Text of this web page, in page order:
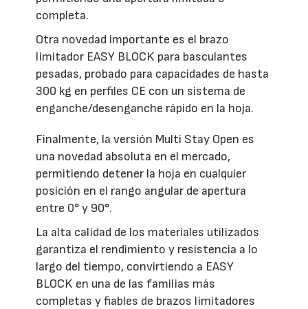
completa.
Otra novedad importante es el brazo
limitador EASY BLOCK para basculantes
pesadas, probado para capacidades de hasta
300 kg en perfiles CE con un sistema de
enganche/desenganche rápido en la hoja.
Finalmente, la versión Multi Stay Open es
una novedad absoluta en el mercado,
permitiendo detener la hoja en cualquier
posición en el rango angular de apertura
entre 0° y 90°.
La alta calidad de los materiales utilizados
garantiza el rendimiento y resistencia a lo
largo del tiempo, convirtiendo a EASY
BLOCK en una de las familias más
completas y fiables de brazos limitadores